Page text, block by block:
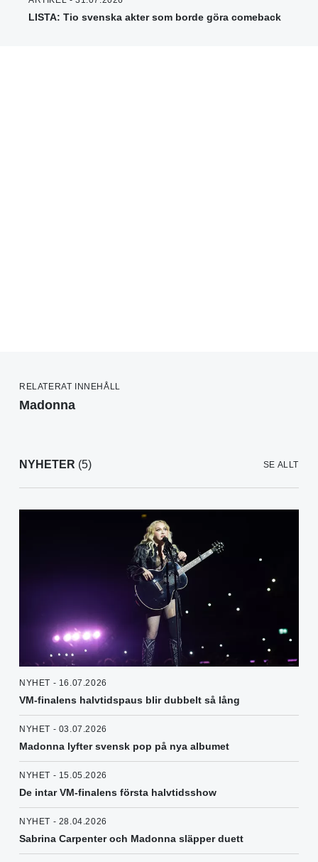
LISTA: Tio svenska akter som borde göra comeback
RELATERAT INNEHÅLL
Madonna
NYHETER (5) SE ALLT
NYHET - 16.07.2026
VM-finalens halvtidspaus blir dubbelt så lång
NYHET - 03.07.2026
Madonna lyfter svensk pop på nya albumet
NYHET - 15.05.2026
De intar VM-finalens första halvtidsshow
NYHET - 28.04.2026
Sabrina Carpenter och Madonna släpper duett